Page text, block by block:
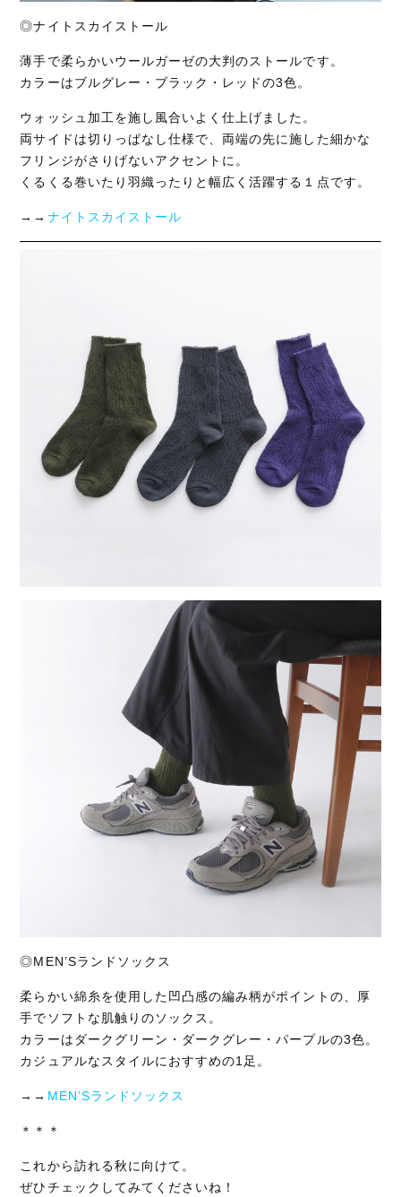
◎ナイトスカイストール
薄手で柔らかいウールガーゼの大判のストールです。
カラーはブルグレー・ブラック・レッドの3色。
ウォッシュ加工を施し風合いよく仕上げました。
両サイドは切りっぱなし仕様で、両端の先に施した細かな
フリンジがさりげないアクセントに。
くるくる巻いたり羽織ったりと幅広く活躍する１点です。
→→ ナイトスカイストール
◎MEN’Sランドソックス
柔らかい綿糸を使用した凹凸感の編み柄がポイントの、厚
手でソフトな肌触りのソックス。
カラーはダークグリーン・ダークグレー・パープルの3色。
カジュアルなスタイルにおすすめの1足。
→→ MEN’Sランドソックス
＊＊＊
これから訪れる秋に向けて。
ぜひチェックしてみてくださいね！